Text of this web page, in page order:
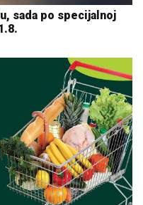
sada po specijalnoj